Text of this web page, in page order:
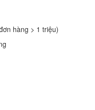
hàng > 1 triệu)